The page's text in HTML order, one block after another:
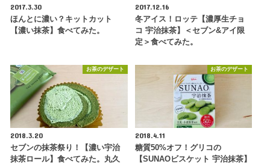
2017.3.30
ほんとに濃い？キットカット
【濃い抹茶】食べてみた。
2017.12.16
冬アイス！ロッテ【濃厚生チョ
コ 宇治抹茶】＜セブン&アイ限
定＞食べてみた。
お茶のデザート
2018.3.20
セブンの抹茶祭り！【濃い宇治
抹茶ロール】食べてみた。丸久
お茶のデザート
2018.4.11
糖質50%オフ！グリコの
【SUNAOビスケット 宇治抹茶】